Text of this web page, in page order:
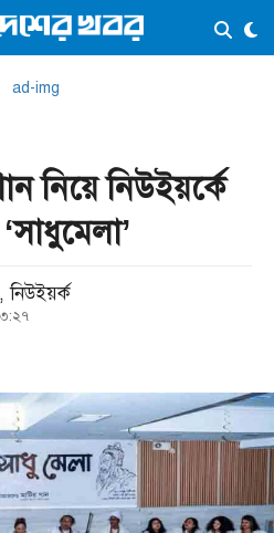
×
নিয়ে নিউইয়র্কে
নিউইয়র্ক